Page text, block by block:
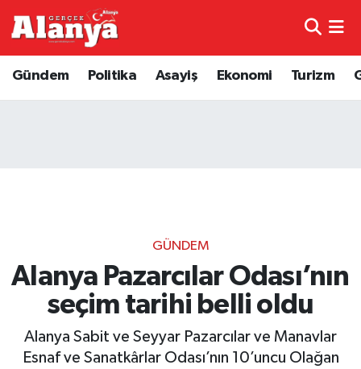
Gündem Politika Asayiş Ekonomi Turizm
GÜNDEM
Alanya Pazarcılar Odası’nın
seçim tarihi belli oldu
Alanya Sabit ve Seyyar Pazarcılar ve Manavlar
Esnaf ve Sanatkârlar Odası’nın 10’uncu Olağan
Genel
Dünya
Ekonomi
Trafik Durumu
Haber Arşivi